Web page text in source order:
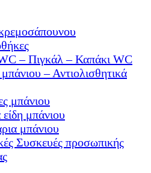
– Πιγκάλ – Καπάκι WC
– Αντιολισθητικά
μπάνιου
μπάνιου
μπάνιου
Συσκευές προσωπικής